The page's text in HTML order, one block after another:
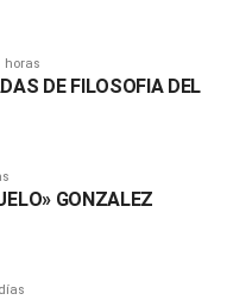
horas
DE FILOSOFIA DEL
GONZALEZ